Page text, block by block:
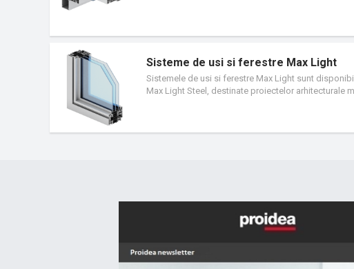
separatoarele termice). Structura poate fi instalata
Sisteme de usi si ferestre Max Light
Sistemele de usi si ferestre Max Light sunt
Max Light Steel, destinate proiectelor arhitecturale